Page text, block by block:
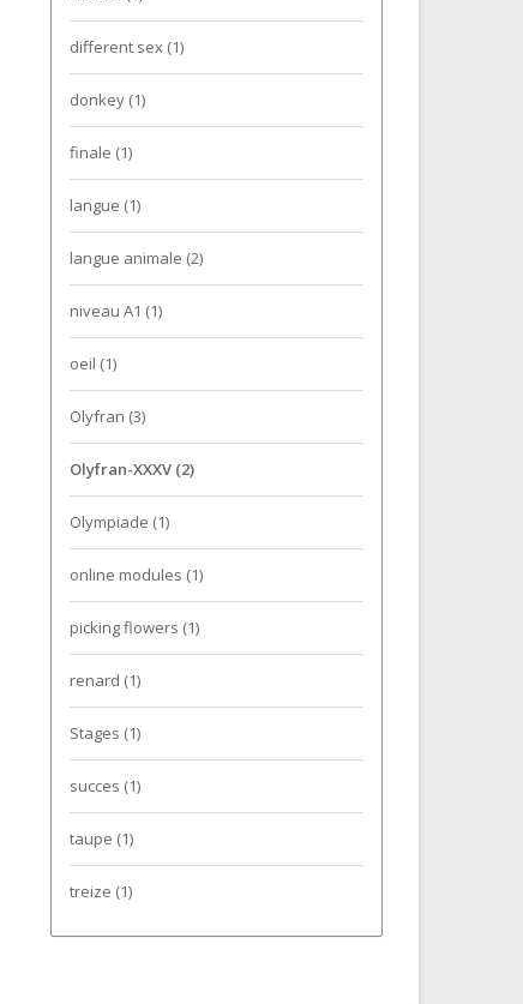
different sex (1)
donkey (1)
finale (1)
langue (1)
langue animale (2)
niveau A1 (1)
oeil (1)
Olyfran (3)
Olyfran-XXXV (2)
Olympiade (1)
online modules (1)
picking flowers (1)
renard (1)
Stages (1)
succes (1)
taupe (1)
treize (1)